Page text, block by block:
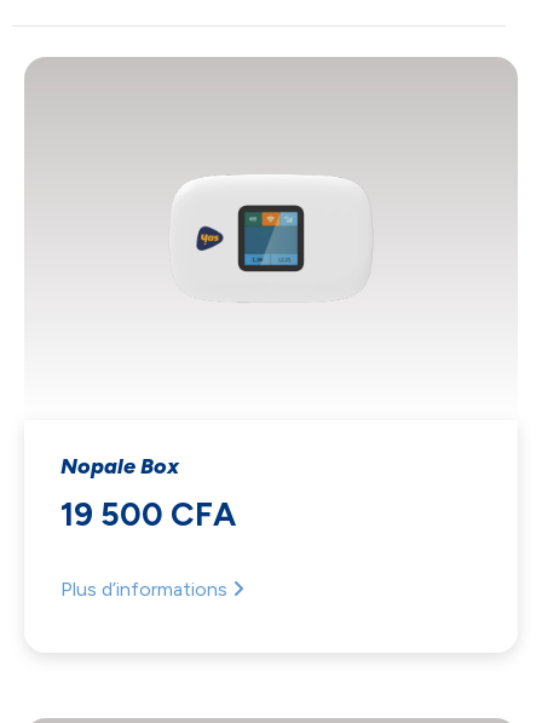
Nopale Box
19 500 CFA
Plus d’informations